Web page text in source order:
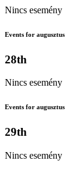
Nincs esemény
Events for augusztus
28th
Nincs esemény
Events for augusztus
29th
Nincs esemény